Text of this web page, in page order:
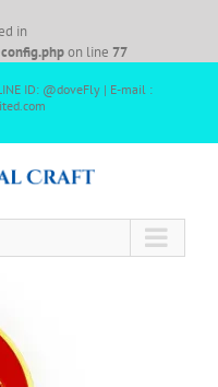
in
on line 77
ID: @doveFly | E-mail :